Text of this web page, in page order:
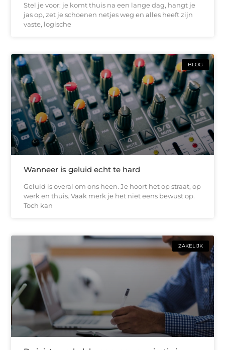
Stel je voor: je komt thuis na een lange dag, hangt je
jas op, zet je schoenen netjes weg en alles heeft zijn
vaste, logische
BLOG
Wanneer is geluid echt te hard
Geluid is overal om ons heen. Je hoort het op straat, op
werk en thuis. Vaak merk je het niet eens bewust op.
Toch kan
ZAKELIJK